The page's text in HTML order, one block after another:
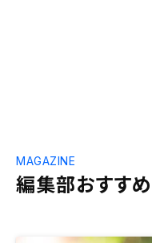
編集部おすす
MAGAZINE